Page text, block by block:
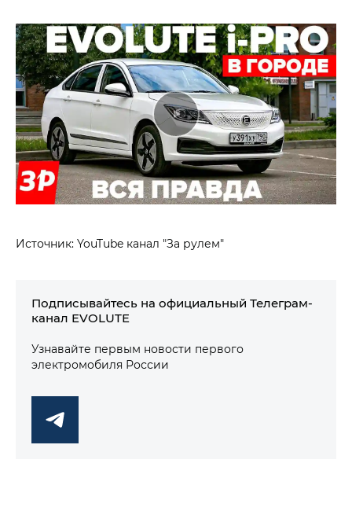
Источник: YouTube канал "За рулем"
Подписывайтесь на официальный Телеграм-
канал EVOLUTE
Узнавайте первым новости первого
электромобиля России